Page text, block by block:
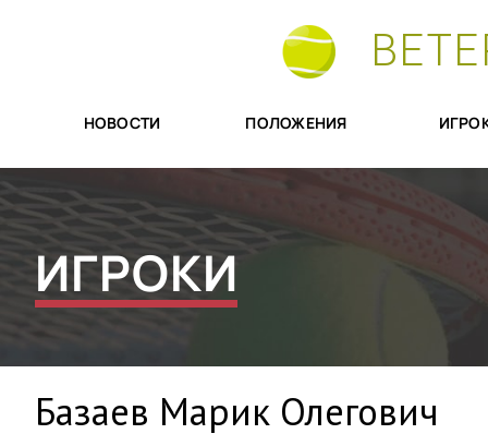
НОВОСТИ ПОЛОЖЕНИЯ
ИГРОКИ
Базаев Марик Олегович